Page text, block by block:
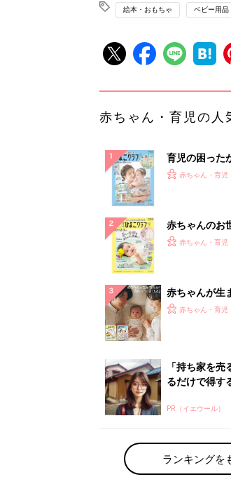
絵本・おもちゃ ベビー用品
赤ちゃん・育児の人
育児の困った
『ひよこクラ
赤ちゃん・育児
赤ちゃんのお
てのひよこク
赤ちゃん・育児
赤ちゃんが生
ひよ」
赤ちゃん・育児
「持ち家を
るだけで得す
PR（イエウール）
ランキングを